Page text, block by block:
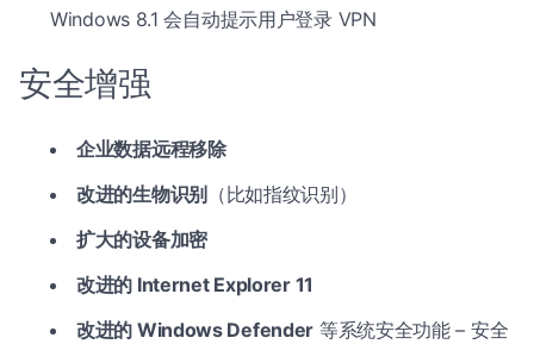
Windows 8.1 会自动提示用户登录 VPN
安全增强
企业数据远程移除
改进的生物识别
（比如指纹识别）
扩大的设备加密
改进的 Internet Explorer 11
改进的 Windows Defender 等系统安全功能 – 安全